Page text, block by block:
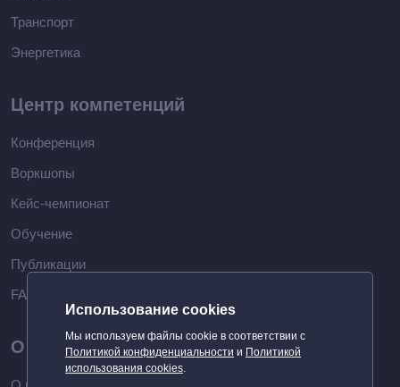
Транспорт
Энергетика
Центр компетенций
Конференция
Воркшопы
Кейс-чемпионат
Обучение
Публикации
FAQ
О компании
Использование cookies
Мы используем файлы cookie в соответствии с
Политикой конфиденциальности и Политикой
использования cookies.